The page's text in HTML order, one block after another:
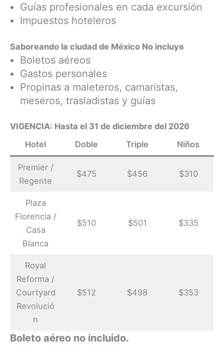
Guías profesionales en cada excursión
Impuestos hoteleros
Saboreando la ciudad de México No incluye
Boletos aéreos
Gastos personales
Propinas a maleteros, camaristas,
meseros, trasladistas y guías
VIGENCIA: Hasta el 31 de diciembre del 2026
Hotel
Doble Triple Niños
Premier /
Regente
$475 $456 $310
Plaza
Florencia /
Casa
Blanca
$510 $501 $335
Royal
Reforma /
Courtyard
Revolució
n
$512 $498 $353
Boleto aéreo no incluido.